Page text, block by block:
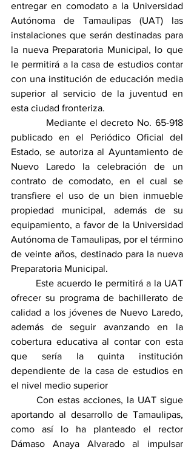
entregar en comodato a la Universidad
Autónoma de Tamaulipas (UAT) las
instalaciones que serán destinadas para
la nueva Preparatoria Municipal, lo que
le permitirá a la casa de estudios contar
con una institución de educación media
superior al servicio de la juventud en
esta ciudad fronteriza.
Mediante el decreto No. 65-918
publicado en el Periódico Oficial del
Estado, se autoriza al Ayuntamiento de
Nuevo Laredo la celebración de un
contrato de comodato, en el cual se
transfiere el uso de un bien inmueble
propiedad municipal, además de su
equipamiento, a favor de la Universidad
Autónoma de Tamaulipas, por el término
de veinte años, destinado para la nueva
Preparatoria Municipal.
Este acuerdo le permitirá a la UAT
ofrecer su programa de bachillerato de
calidad a los jóvenes de Nuevo Laredo,
además de seguir avanzando en la
cobertura educativa al contar con esta
que sería la quinta institución
dependiente de la casa de estudios en
el nivel medio superior
Con estas acciones, la UAT sigue
aportando al desarrollo de Tamaulipas,
como así lo ha planteado el rector
Dámaso Anaya Alvarado al impulsar